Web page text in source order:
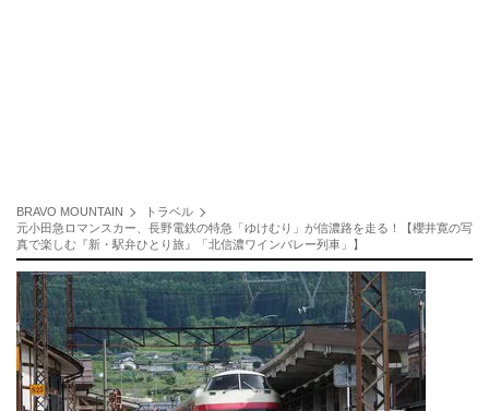
BRAVO MOUNTAIN
トラベル
元小田急ロマンスカー、長野電鉄の特急「ゆけむり」が信濃路を走る！【櫻井寛の写
真で楽しむ『新・駅弁ひとり旅』「北信濃ワインバレー列車」】